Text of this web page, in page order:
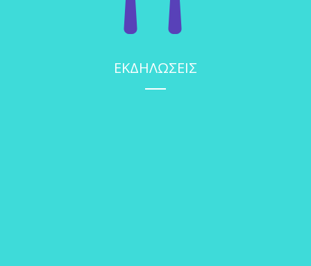
ΕΚΔΗΛΩΣΕΙΣ